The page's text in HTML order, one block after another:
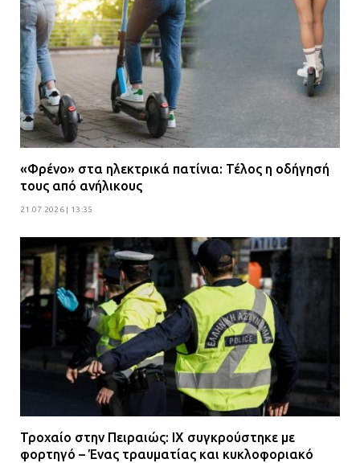
«Φρένο» στα ηλεκτρικά πατίνια: Τέλος η οδήγησή
τους από ανήλικους
21.07.2026 | 13:35
Τροχαίο στην Πειραιώς: ΙΧ συγκρούστηκε με
φορτηγό – Ένας τραυματίας και κυκλοφοριακό